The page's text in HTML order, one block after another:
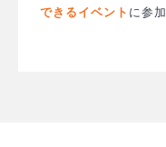
できる イベント に参加